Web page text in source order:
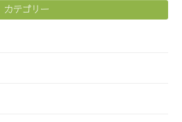
カテゴリー